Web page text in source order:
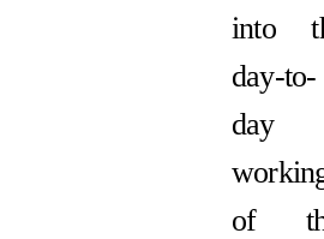
into
day-to-
day
of